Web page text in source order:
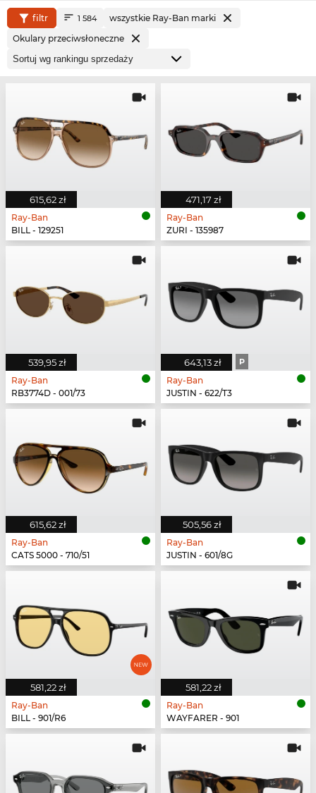
filtr 1 584
wszystkie Ray-Ban marki
Okulary przeciwsłoneczne
615,62 zł
Ray-Ban
BILL - 129251
471,17 zł
Ray-Ban
ZURI - 135987
539,95 zł
Ray-Ban
RB3774D - 001/73
643,13 zł P
Ray-Ban
JUSTIN - 622/T3
615,62 zł
Ray-Ban
CATS 5000 - 710/51
505,56 zł
Ray-Ban
JUSTIN - 601/8G
581,22 zł
Ray-Ban
BILL - 901/R6
581,22 zł
Ray-Ban
WAYFARER - 901